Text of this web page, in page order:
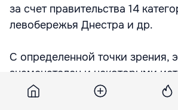
за счет правительства 14
левобережья Днестра и др.
С определенной точки зрения,
знаменателен и некоторыми
коннотациями. В этом году